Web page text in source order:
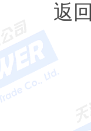
返